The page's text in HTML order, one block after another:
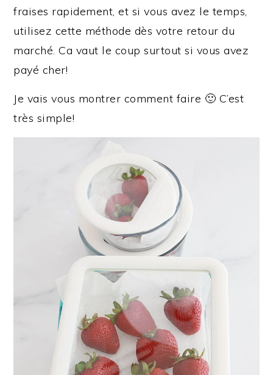
fraises rapidement, et si vous avez le temps,
utilisez cette méthode dès votre retour du
marché. Ca vaut le coup surtout si vous avez
payé cher!
Je vais vous montrer comment faire 🙂 C’est
très simple!